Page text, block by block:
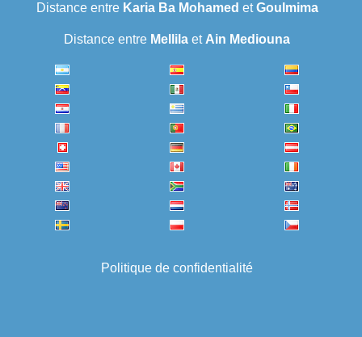
Distance entre Karia Ba Mohamed etGoulmima
Distance entre Mellila et Ain Mediouna
Politique de confidentialité